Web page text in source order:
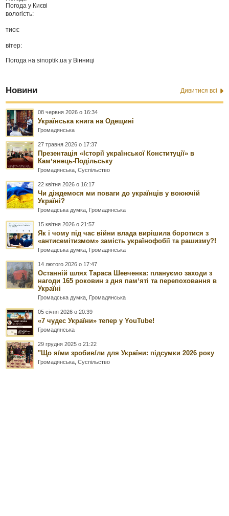
Погода у Києві
вологість:
тиск:
вітер:
Погода наsinoptik.ua у Вінниці
Новини Дивитися всі
08 червня 2026 о 16:34
Українська книга на Одещині
Громадянська
27 травня 2026 о 17:37
Презентація «Історії української Конституції» в
Камʼянець-Подільську
Громадянська ,Суспільство
22 квітня 2026 о 16:17
Чи діждемося ми поваги до українців у воюючій
Україні?
Громадська думка Громадянська
15 квітня 2026 о 21:57
Як і чому під час війни влада вирішила боротися з
«антисемітизмом» замість українофобії та рашизму?!
Громадська думка Громадянська
14 лютого 2026 о 17:47
Останній шлях Тараса Шевченка: плануємо заходи з
нагоди 165 роковин з дня памʼяті та перепоховання в
Україні
Громадська думка Громадянська
05 січня 2026 о 20:39
«7 чудес України» тепер у YouTube!
Громадянська
29 грудня 2025 о 21:22
"Що я/ми зробив/ли для України: підсумки 2026 року
Громадянська ,Суспільство